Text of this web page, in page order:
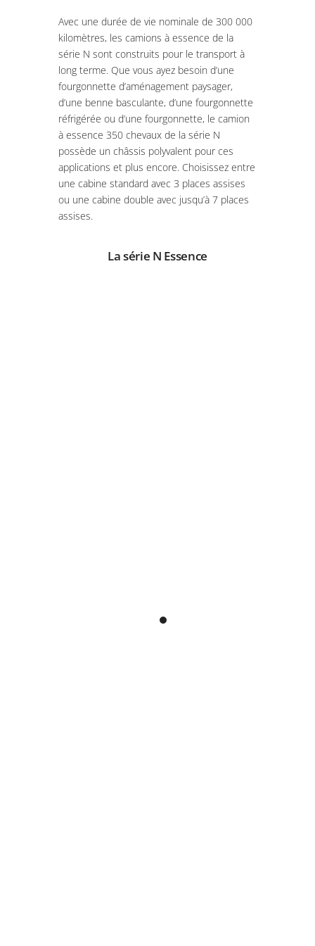
Avec une durée de vie nominale de 300 000
kilomètres, les camions à essence de la
série N sont construits pour le transport à
long terme. Que vous ayez besoin d’une
fourgonnette d’aménagement paysager,
d’une benne basculante, d’une fourgonnette
réfrigérée ou d’une fourgonnette, le camion
à essence 350 chevaux de la série N
possède un châssis polyvalent pour ces
applications et plus encore. Choisissez entre
une cabine standard avec 3 places assises
ou une cabine double avec jusqu’à 7 places
assises.
La série N Essence